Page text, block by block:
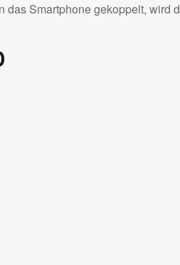
Smartphone gekoppelt, wird